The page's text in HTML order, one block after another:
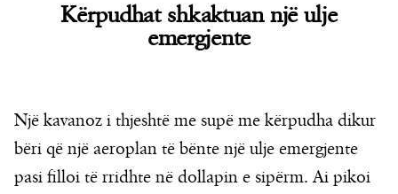
Kërpudhat shkaktuan një ulje
emergjente
Një kavanoz i thjeshtë me supë me kërpudha dikur
bëri që një aeroplan të bënte një ulje emergjente
pasi filloi të rridhte në dollapin e sipërm. Ai pikoi